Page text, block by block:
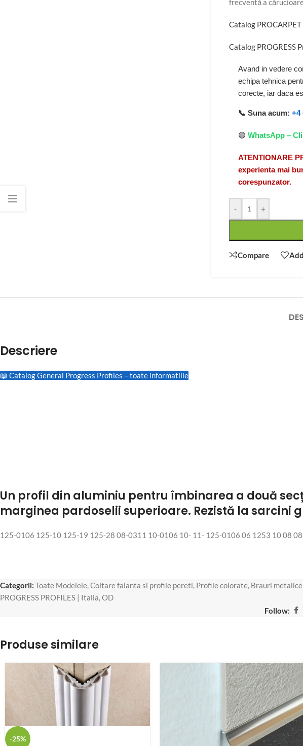
frecventă a
Catalog PROCARPET
Catalog PROGRESS
Avand in vedere
echipa tehnica
corecte, iar daca
📞 Suna acum: +4
🟢 WhatsApp –
ATENTIONARE
experienta mai
corespunzator.
- +
Compare
Descriere
📖 Catalog General Progress Profiles – toate informatiile
Un profil din aluminiu pentru îmbinarea a două
marginea pardoselii superioare. Rezistă la sarcini
125-0106 125-10 125-19 125-28 08-0311 10-0106 10- 11- 125-0106 06 1253 10 08
Categorii: Toate Modelele,Coltare faianta si profile pereti, Profile colorate, Brauri
PROGRESS PROFILES | Italia,OD
Follow:
Produse similare
-25%